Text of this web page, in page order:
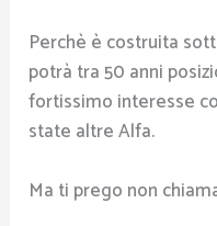
Perchè è costruita
potrà tra 50 anni
fortissimo interesse
state altre Alfa.
Ma ti prego non